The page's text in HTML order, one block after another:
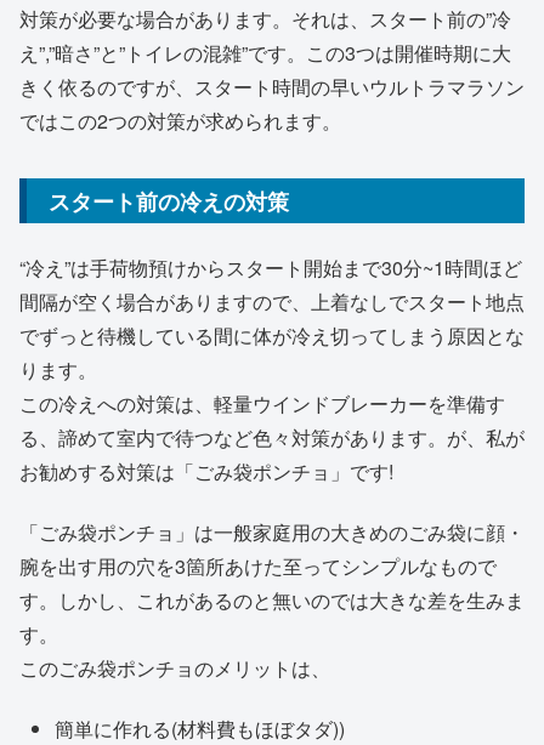
対策が必要な場合があります。それは、スタート前の”冷
え”,”暗さ”と”トイレの混雑”です。この3つは開催時期に大
きく依るのですが、スタート時間の早いウルトラマラソン
ではこの2つの対策が求められます。
スタート前の冷えの対策
“冷え”は手荷物預けからスタート開始まで30分~1時間ほど
間隔が空く場合がありますので、上着なしでスタート地点
でずっと待機している間に体が冷え切ってしまう原因とな
ります。
この冷えへの対策は、軽量ウインドブレーカーを準備す
る、諦めて室内で待つなど色々対策があります。が、私が
お勧めする対策は「ごみ袋ポンチョ」です!
「ごみ袋ポンチョ」は一般家庭用の大きめのごみ袋に顔・
腕を出す用の穴を3箇所あけた至ってシンプルなもので
す。しかし、これがあるのと無いのでは大きな差を生みま
す。
このごみ袋ポンチョのメリットは、
簡単に作れる(材料費もほぼタダ))